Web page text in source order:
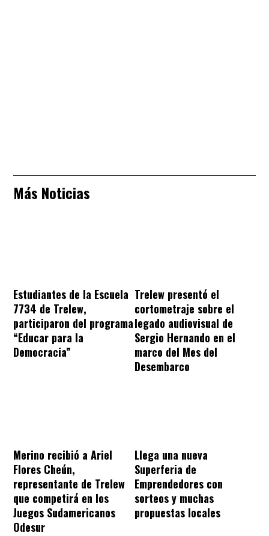
Más Noticias
Estudiantes de la Escuela
7734 de Trelew,
participaron del programa
“Educar para la
Democracia”
Trelew presentó el
cortometraje sobre el
legado audiovisual de
Sergio Hernando en el
marco del Mes del
Desembarco
Merino recibió a Ariel
Flores Cheún,
representante de Trelew
que competirá en los
Juegos Sudamericanos
Odesur
Llega una nueva
Superferia de
Emprendedores con
sorteos y muchas
propuestas locales